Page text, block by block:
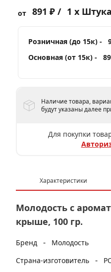
от 891 ₽ / 1 x Штука
Розничная (до 15к) -
Основная (от 15к) -
Наличие товара,
будут указаны далее
Для покупки
Характеристики
Молодость с
крыше, 100 гр.
Бренд -
Молодость
Страна-изготовитель
-